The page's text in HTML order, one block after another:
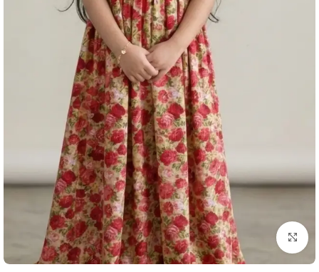
Click to enlarge